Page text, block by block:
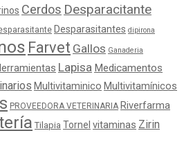
Cerdos Desparacitante
Desparasitantes dipirona
Farvet Gallos Ganaderia
Lapisa Medicamentos
Multivitaminico Multivitamínicos
PROVEEDORA VETERINARIA Riverfarma
Tilapia Tornel vitaminas Zirin